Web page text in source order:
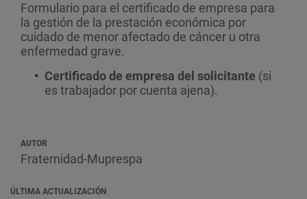
Formulario para el certificado de empresa para
la gestión de la prestación económica por
cuidado de menor afectado de cáncer u otra
enfermedad grave.
Certificado de empresa del solicitante (si
es trabajador por cuenta ajena).
AUTOR
Fraternidad-Muprespa
ÚLTIMA ACTUALIZACIÓN